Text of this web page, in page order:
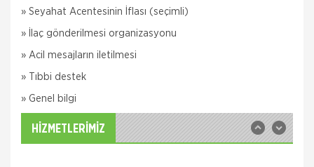
» Seyahat Acentesinin İflası (seçimli)
» İlaç gönderilmesi organizasyonu
» Acil mesajların iletilmesi
» Tıbbi destek
» Genel bilgi
HİZMETLERİMİZ
Quick Sigorta
Zorunlu Deprem Sigortası
Zorunlu Deprem Sigortanız ile depremin neden
olacağı maddi zararlar ile deprem sonucu meydana
hasarlarını teminat altına almak istiyorsanız Das
İş Yeri Sigortası
İş Yeriniz Sompo Japan ile Güvence Altında! İş Yeri